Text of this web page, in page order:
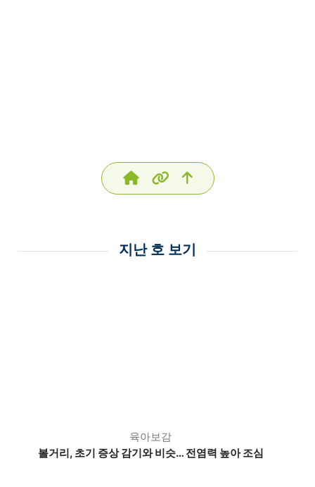
지난 호 보기
육아보감
볼거리, 초기 증상 감기와 비슷… 전염력 높아 조심